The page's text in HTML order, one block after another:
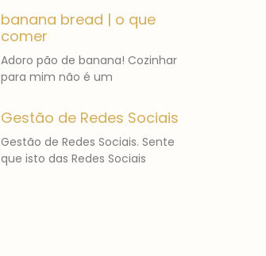
banana bread | o que
comer
Adoro pão de banana! Cozinhar
para mim não é um
Gestão de Redes Sociais
Gestão de Redes Sociais. Sente
que isto das Redes Sociais